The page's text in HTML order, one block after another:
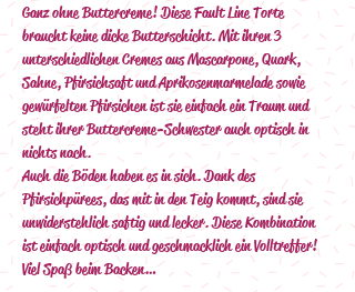
Ganz ohne Buttercreme! Diese Fault Line Torte
braucht keine dicke Butterschicht. Mit ihren 3
unterschiedlichen Cremes aus Mascarpone, Quark,
Sahne, Pfirsichsaft und Aprikosenmarmelade sowie
gewürfelten Pfirsichen  ist sie einfach ein Traum und
steht ihrer Buttercreme-Schwester auch optisch in
nichts nach.
Auch die Böden haben es in sich. Dank des
Pfirsichpürees, das mit in den Teig kommt, sind sie
unwiderstehlich saftig und lecker. Diese Kombination
ist einfach optisch und geschmacklich ein Volltreffer!
Viel Spaß beim Backen…